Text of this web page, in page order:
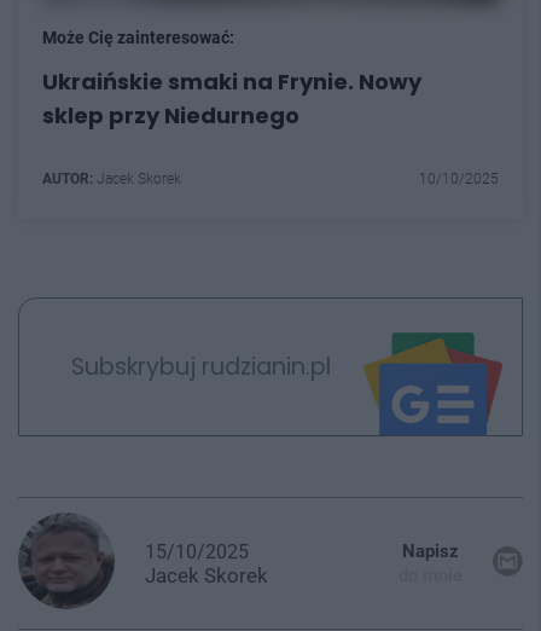
Może Cię zainteresować:
Ukraińskie smaki na Frynie. Nowy
sklep przy Niedurnego
AUTOR: Jacek Skorek 10/10/2025
Subskrybuj rudzianin.pl
15/10/2025
Jacek Skorek
Napisz